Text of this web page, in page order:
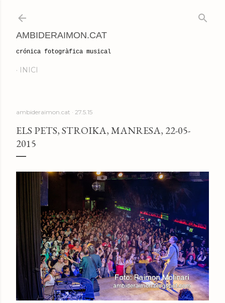
AMBIDERAIMON.CAT
crónica fotogràfica musical
INICI
ambideraimon.cat 27.5.15
ELS PETS, STROIKA, MANRESA, 22-05-
2015